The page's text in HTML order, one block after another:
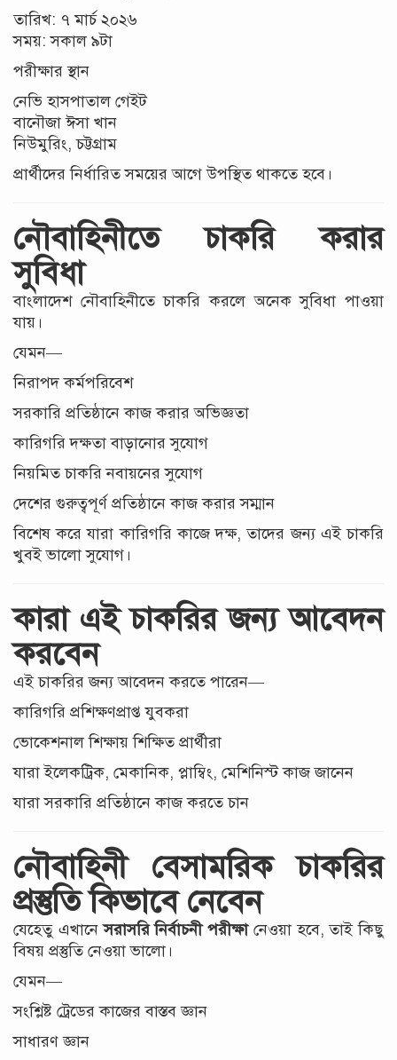
তারিখ: ৭ মার্চ ২০২৬
সময়: সকাল ৯টা
পরীক্ষার স্থান
নেভি হাসপাতাল গেইট
বানৌজা ঈসা খান
নিউমুরিং, চট্টগ্রাম
প্রার্থীদের নির্ধারিত সময়ের আগে উপস্থিত থাকতে হবে।
নৌবাহিনীতে চাকরি করার
সুবিধা
বাংলাদেশ নৌবাহিনীতে চাকরি করলে অনেক সুবিধা পাওয়া
যায়।
যেমন—
নিরাপদ কর্মপরিবেশ
সরকারি প্রতিষ্ঠানে কাজ করার অভিজ্ঞতা
কারিগরি দক্ষতা বাড়ানোর সুযোগ
নিয়মিত চাকরি নবায়নের সুযোগ
দেশের গুরুত্বপূর্ণ প্রতিষ্ঠানে কাজ করার সম্মান
বিশেষ করে যারা কারিগরি কাজে দক্ষ, তাদের জন্য এই চাকরি
খুবই ভালো সুযোগ।
কারা এই চাকরির জন্য আবেদন
করবেন
এই চাকরির জন্য আবেদন করতে পারেন—
কারিগরি প্রশিক্ষণপ্রাপ্ত যুবকরা
ভোকেশনাল শিক্ষায় শিক্ষিত প্রার্থীরা
যারা ইলেকট্রিক, মেকানিক, প্লাম্বিং, মেশিনিস্ট কাজ জানেন
যারা সরকারি প্রতিষ্ঠানে কাজ করতে চান
নৌবাহিনী বেসামরিক চাকরির
প্রস্তুতি কিভাবে নেবেন
যেহেতু এখানেসরাসরি নির্বাচনী পরীক্ষানেওয়া হবে, তাই কিছু
বিষয় প্রস্তুতি নেওয়া ভালো।
যেমন—
সংশ্লিষ্ট ট্রেডের কাজের বাস্তব জ্ঞান
সাধারণ জ্ঞান